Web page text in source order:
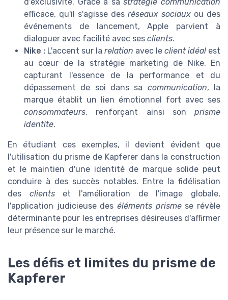
d'exclusivité. Grâce à sastratégie communication
efficace, qu'il s'agisse des réseaux sociaux ou des
événements de lancement, Apple parvient à
dialoguer avec facilité avec ses clients.
Nike : L'accent sur la relation avec le client idéal est
au cœur de la stratégie marketing de Nike. En
capturant l'essence de la performance et du
dépassement de soi dans sa communication, la
marque établit un lien émotionnel fort avec ses
consommateurs, renforçant ainsi son prisme
identite.
En étudiant ces exemples, il devient évident que
l'utilisation du prisme de Kapferer dans la construction
et le maintien d'une identité de marque solide peut
conduire à des succès notables. Entre la fidélisation
des clientset l'amélioration de l'image globale,
l'application judicieuse des éléments prismese révèle
déterminante pour les entreprises désireuses d'affirmer
leur présence sur le marché.
Les défis et limites du prisme de
Kapferer